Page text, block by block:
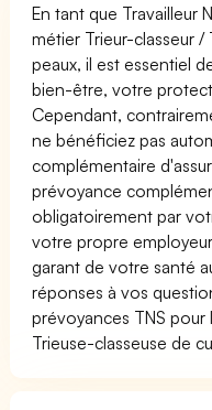
En tant que Travailleur
métier Trieur-classeur /
peaux, il est essentiel
bien-être, votre
Cependant,
ne bénéficiez pas
complémentaire
prévoyance
obligatoirement par
votre propre
garant de votre santé
réponses à vos
prévoyances TNS
Trieuse-classeuse de